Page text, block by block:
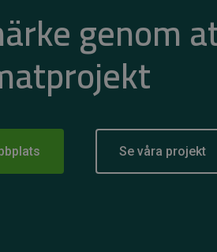
genom
Se våra projekt